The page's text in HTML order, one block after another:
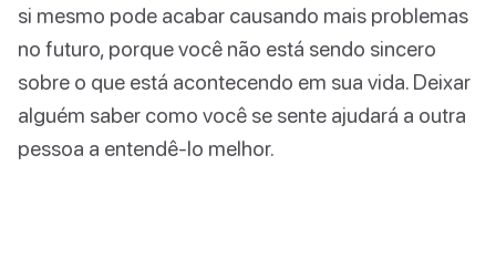
si mesmo pode acabar causando mais problemas
no futuro, porque você não está sendo sincero
sobre o que está acontecendo em sua vida. Deixar
alguém saber como você se sente ajudará a outra
pessoa a entendê-lo melhor.